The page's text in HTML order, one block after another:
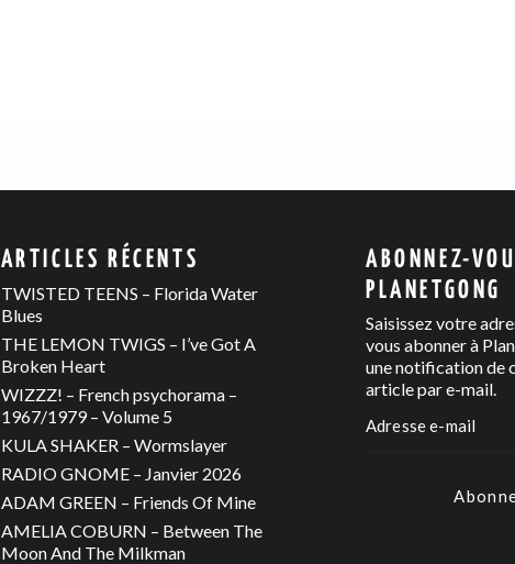
ARTICLES RÉCENTS
TWISTED TEENS – Florida Water
Blues
THE LEMON TWIGS – I’ve Got A
Broken Heart
WIZZZ! – French psychorama –
1967/1979 – Volume 5
KULA SHAKER – Wormslayer
RADIO GNOME – Janvier 2026
ADAM GREEN – Friends Of Mine
AMELIA COBURN – Between The
Moon And The Milkman
ABONNEZ-
PLANETGONG
Saisissez votre
vous abonner à
une notification de
article par e-mail.